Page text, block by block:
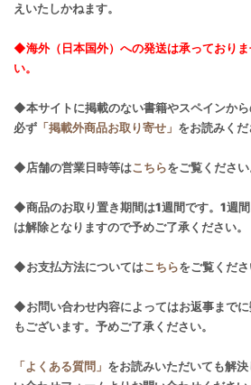
えいたしかねます。
◆海外（日本国外）への発送は承っており
い。
◆本サイトに掲載のない書籍やスペインから
必ず 「掲載外商品お取り寄せ」 をお読みくだ
◆店舗の営業日時等はこちらをご覧ください
◆商品のお取り置き期間は1週間です。1週
は解除となりますので予めご了承ください。
◆お支払方法についてはこちらをご覧くださ
◆お問い合わせ内容によってはお返事まで
もございます。予めご了承ください。
「よくある質問」 をお読みいただいても解